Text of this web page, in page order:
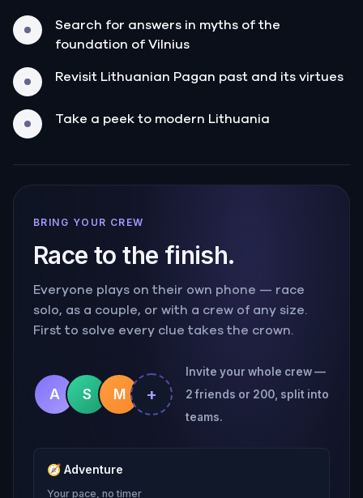
Search for answers in myths of the
foundation of Vilnius
Revisit Lithuanian Pagan past and its virtues
Take a peek to modern Lithuania
BRING YOUR CREW
Race to the finish.
Everyone plays on their own phone — race
solo, as a couple, or with a crew of any size.
First to solve every clue takes the crown.
A S M +
Invite your whole crew —
2 friends or 200, split into
teams.
🧭 Adventure
Your pace, no timer